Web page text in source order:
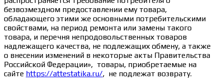
безвозмездном предоставлении ему товара,
обладающего этими же основными потребительскими
свойствами, на период ремонта или замены такого
товара, и перечня непродовольственных товаров
надлежащего качества, не подлежащих обмену, а также
о внесении изменений в некоторые акты Правительства
Российской Федерации», товары, приобретаемые на
сайте https://attestatika.ru/, не подлежат возврату.